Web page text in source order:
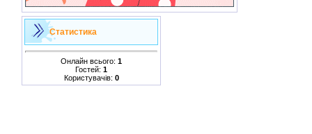
Статистика
Онлайн всього: 1
Гостей: 1
Користувачів: 0